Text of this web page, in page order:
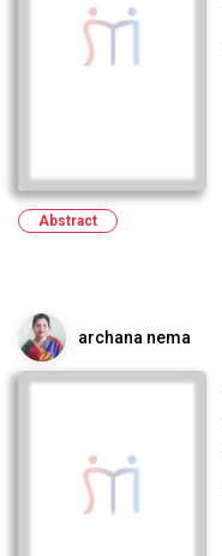
Abstract
archana nema